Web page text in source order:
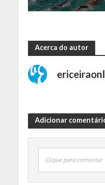
Acerca do autor
Adicionar
Clique para comentar